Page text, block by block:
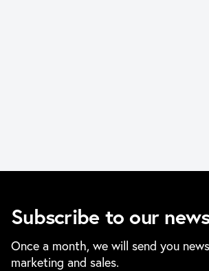
Subscribe to our
Once a month, we will send you
marketing and sales.